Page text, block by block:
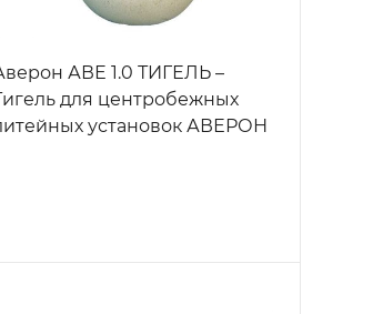
АВЕ 1.0 ТИГЕЛЬ –
для центробежных
установок АВЕРОН